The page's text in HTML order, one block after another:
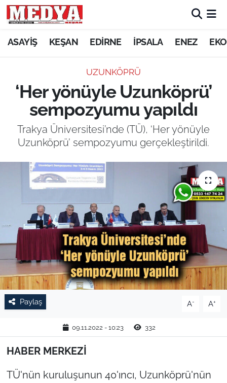
ASAYİŞ KEŞAN EDİRNE İPSALA ENEZ
UZUNKÖPRÜ
‘Her yönüyle Uzunköprü’
sempozyumu yapıldı
Trakya Üniversitesi’nde (TÜ), ‘Her yönüyle
Uzunköprü’ sempozyumu gerçekleştirildi.
Paylaş A- A+
09.11.2022 - 10:23 332
HABER MERKEZİ
TÜ'nün kuruluşunun 40'ıncı, Uzunköprü'nün
KEŞAN
ASAYİŞ
SİYASET
GÜNDEM
EKONOMİ
EĞİTİM
TARIM VE HAYVANCILIK
KÜLTÜR SANAT
RESMİ İLAN
YAŞAM
EDİRNE